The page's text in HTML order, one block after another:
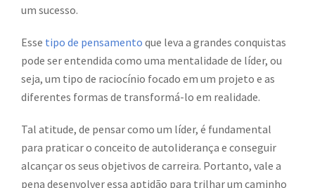
um sucesso.
Esse tipo de pensamento que leva a grandes conquistas
pode ser entendida como uma mentalidade de líder, ou
seja, um tipo de raciocínio focado em um projeto e as
diferentes formas de transformá-lo em realidade.
Tal atitude, de pensar como um líder, é fundamental
para praticar o conceito de autoliderança e conseguir
alcançar os seus objetivos de carreira. Portanto, vale a
pena desenvolver essa aptidão para trilhar um caminho